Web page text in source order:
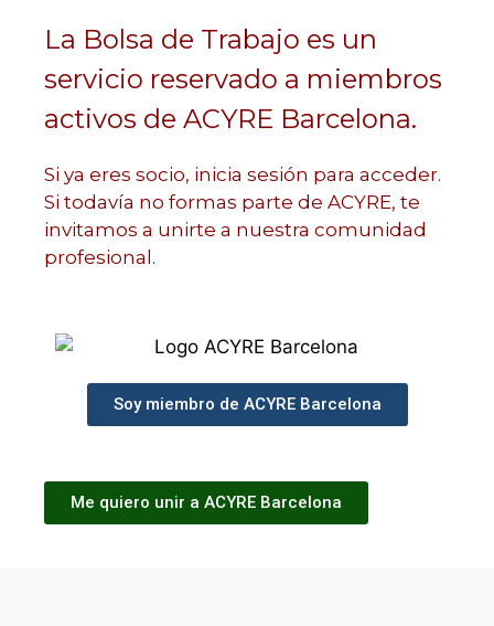
La Bolsa de Trabajo es un
servicio reservado a miembros
activos de ACYRE Barcelona.
Si ya eres socio, inicia sesión para acceder.
Si todavía no formas parte de ACYRE, te
invitamos a unirte a nuestra comunidad
profesional.
Soy miembro de ACYRE Barcelona
Me quiero unir a ACYRE Barcelona